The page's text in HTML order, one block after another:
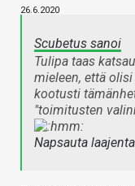
26.6.2020
Scubetus sanoi
Tulipa taas
mieleen, että
kootusti
"toimitusten
Napsauta